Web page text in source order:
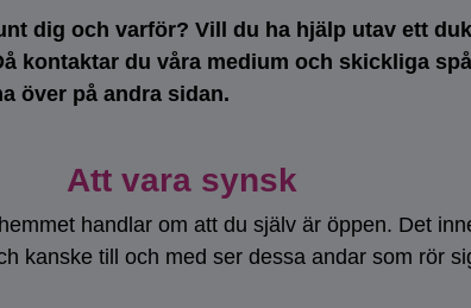
dig och varför? Vill du ha hjälp utav ett
kontaktar du våra medium och skickliga
över på andra sidan.
Att vara synsk
handlar om att du själv är öppen. Det
kanske till och med ser dessa andar som rör